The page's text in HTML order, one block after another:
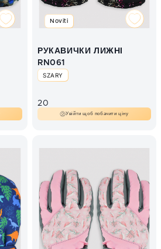
Noviti
РУКАВИЧКИ ЛИЖНІ
RN061
SZARY
20
Увійти щоб побачити ціну